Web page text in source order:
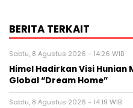
BERITA TERKAIT
Sabtu, 8 Agustus 2026 - 14:26 WIB
Himel Hadirkan Visi
Global “Dream Home”
Sabtu, 8 Agustus 2026 - 14:19 WIB